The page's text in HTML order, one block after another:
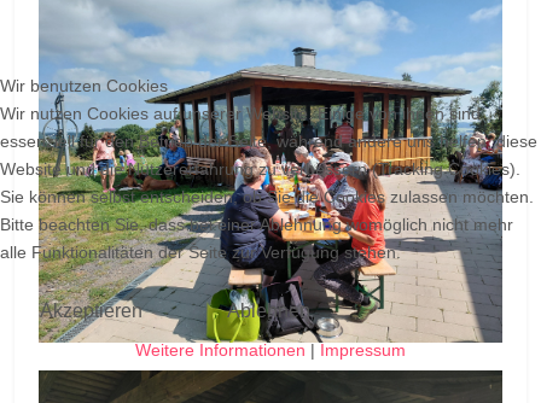
Wir benutzen Cookies
Wir nutzen Cookies auf unserer Website. Einige von ihnen sind
essenziell für den Betrieb der Seite, während andere uns helfen, diese
Website und die Nutzererfahrung zu verbessern (Tracking Cookies).
Sie können selbst entscheiden, ob Sie die Cookies zulassen möchten.
Bitte beachten Sie, dass bei einer Ablehnung womöglich nicht mehr
alle Funktionalitäten der Seite zur Verfügung stehen.
Akzeptieren Ablehnen
Weitere Informationen | Impressum